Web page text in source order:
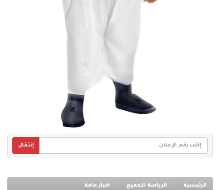
إنتقال
الرئيسية الرياضة للجميع اخبار عامة